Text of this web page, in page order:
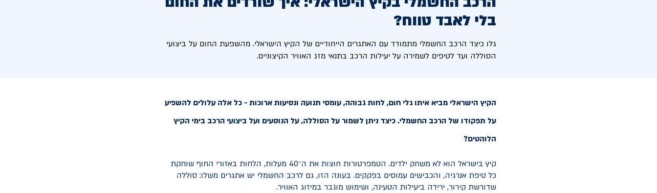
בלי לאבד טווח?
גלו כיצד הרכב החשמלי מתמודד עם האתגרים הייחודיים של הקיץ הישראלי. מהשפעת החום על ביצועי
הסוללה ועד לטיפים לשמירה על יעילות הרכב בתנאי מזג האוויר הקיצוניים.
הקיץ הישראלי מביא איתו גלי חום, לחות גבוהה, עומסי תנועה ונסיעות ארוכות - כל אלה עלולים להשפיע
על תפקודו של הרכב החשמלי. כיצד ניתן לשמור על הסוללה, על הנוסעים ועל ביצועי הרכב בימי הקיץ
הלוהטים?
קיץ בישראל הוא לא משחק ילדים. הטמפרטורות חוצות את ה־40 מעלות, הלחות באזורי החוף שוחקת
כל טיפת אנרגיה, והכבישים עמוסים בפקקים. בעונה הזו, גם לרכב החשמלי יש אתגרים משלו: סוללה
שדורשת קירור, ירידה ביעילות הטעינה, ושימוש מוגבר במיזוג האוויר.